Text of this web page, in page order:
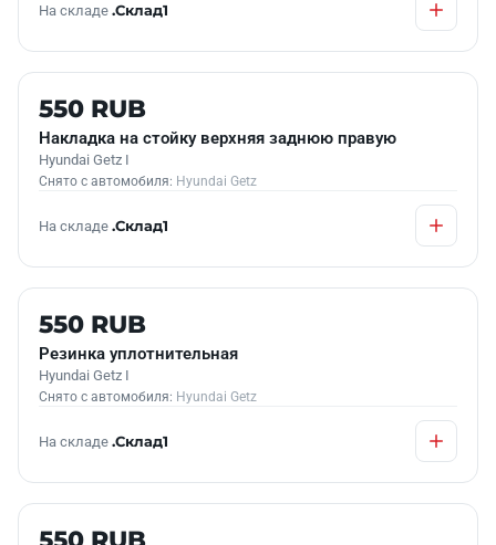
На складе .Склад1
Б/У В НАЛИЧИИ
550 RUB
Накладка на стойку верхняя заднюю правую
Hyundai Getz I
Снято с автомобиля: Hyundai Getz
На складе .Склад1
Б/У В НАЛИЧИИ
550 RUB
Резинка уплотнительная
Hyundai Getz I
Снято с автомобиля: Hyundai Getz
На складе .Склад1
Б/У В НАЛИЧИИ